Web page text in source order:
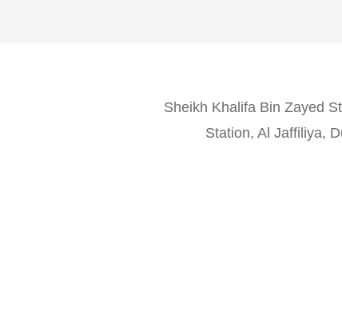
170 Sheikh Khalifa Bin
Station, Al Jaffiliya,